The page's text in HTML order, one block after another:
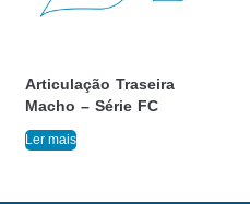
Articulação Traseira
Macho – Série FC
Ler mais